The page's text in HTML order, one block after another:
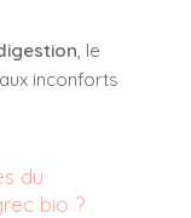
, le
inconforts
du
bio ?